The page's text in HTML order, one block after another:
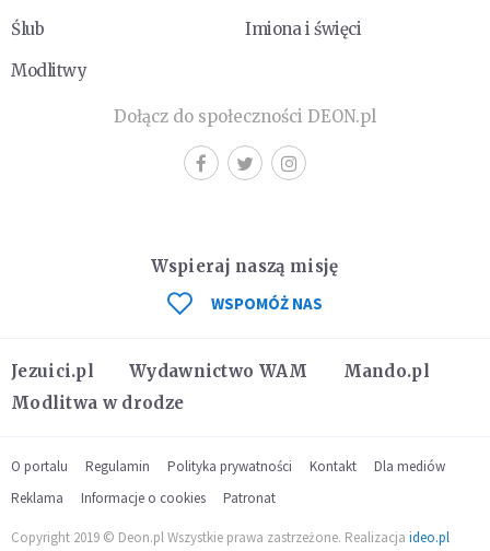
Ślub
Imiona i święci
Modlitwy
Dołącz do społeczności DEON.pl
Jezuici.pl Wydawnictwo WAM
Mando.pl
Modlitwa w drodze
Wspieraj naszą misję
WSPOMÓŻ NAS
O portalu Regulamin Polityka prywatności Kontakt
Dla mediów
Reklama
Informacje o cookies Patronat
Copyright 2019 © Deon.pl Wszystkie prawa zastrzeżone. Realizacja ideo.pl